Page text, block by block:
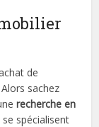
de
sachez
recherche en
spécialisent